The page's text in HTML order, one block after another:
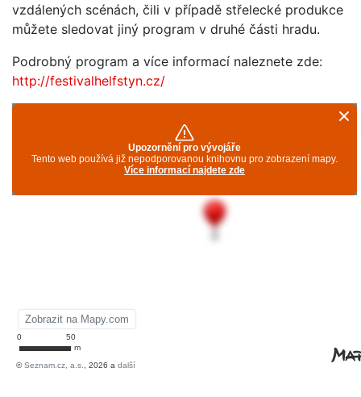
vzdálených scénách, čili v případě střelecké produkce
můžete sledovat jiný program v druhé části hradu.
Podrobný program a více informací naleznete zde:
http://festivalhelfstyn.cz/